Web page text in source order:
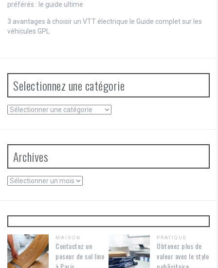
préférés : le guide ultime
3 avantages à choisir un VTT électrique le Guide complet sur les
véhicules GPL
Selectionnez une catégorie
Selectionnez
Archives
Archives
MAISON
Contactez un
poseur de sol lino
PRATIQUE
Obtenez plus de
valeur avec le stylo